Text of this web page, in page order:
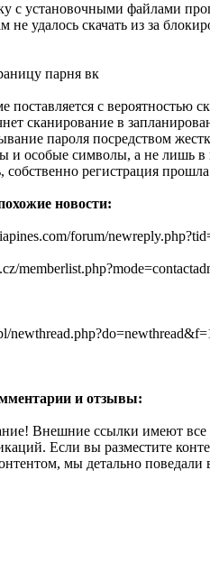
с установочными файлами
не удалось скачать из за
парня вк
поставляется с
сканирование в
пароля посредством
и особые символы, а не лишь в
собственно регистрация
новости:
forum/
и отзывы:
Внешние ссылки имеют все
Если вы разместите
мы детально